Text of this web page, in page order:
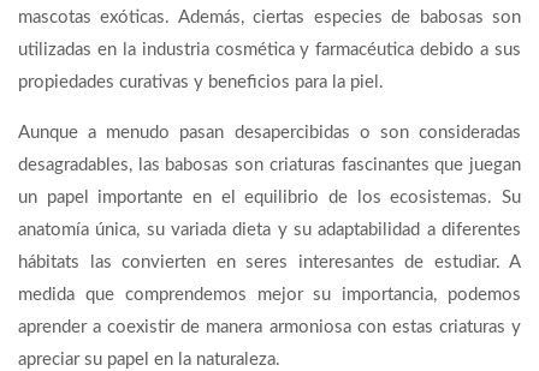
mascotas exóticas. Además, ciertas especies de babosas son
utilizadas en la industria cosmética y farmacéutica debido a sus
propiedades curativas y beneficios para la piel.
Aunque a menudo pasan desapercibidas o son consideradas
desagradables, las babosas son criaturas fascinantes que juegan
un papel importante en el equilibrio de los ecosistemas. Su
anatomía única, su variada dieta y su adaptabilidad a diferentes
hábitats las convierten en seres interesantes de estudiar. A
medida que comprendemos mejor su importancia, podemos
aprender a coexistir de manera armoniosa con estas criaturas y
apreciar su papel en la naturaleza.